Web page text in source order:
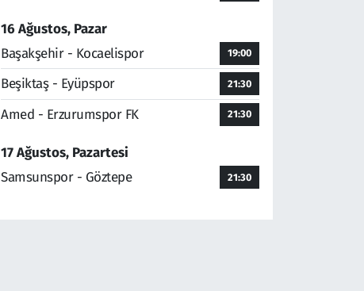
16 Ağustos, Pazar
Başakşehir - Kocaelispor
19:00
Beşiktaş - Eyüpspor 21:30
Amed - Erzurumspor FK 21:30
17 Ağustos, Pazartesi
Samsunspor - Göztepe
21:30